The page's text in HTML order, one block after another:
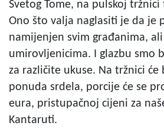
Svetog Tome, na pulskoj
Ono što valja naglasiti je da je
namijenjen svim građanima,
umirovljenicima. I glazbu smo
za različite ukuse. Na tržnici će
ponuda srdela, porcije će se
eura, pristupačnoj cijeni za
Kantaruti.